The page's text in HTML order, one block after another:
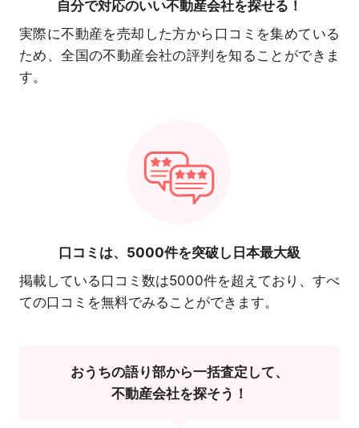
自分で対応のいい不動産会社を探せる！
実際に不動産を売却した方から口コミを集めている
ため、全国の不動産会社の評判を知ることができま
す。
口コミは、 5000件を突破し日本最大級
掲載している口コミ数は5000件を超えており、すべ
ての口コミを無料でみることができます。
おうちの語り部から一括査定して、
不動産会社を探そう！